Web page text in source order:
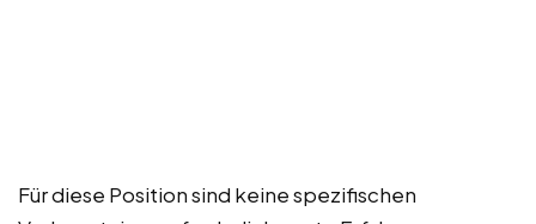
Für diese Position sind keine spezifischen